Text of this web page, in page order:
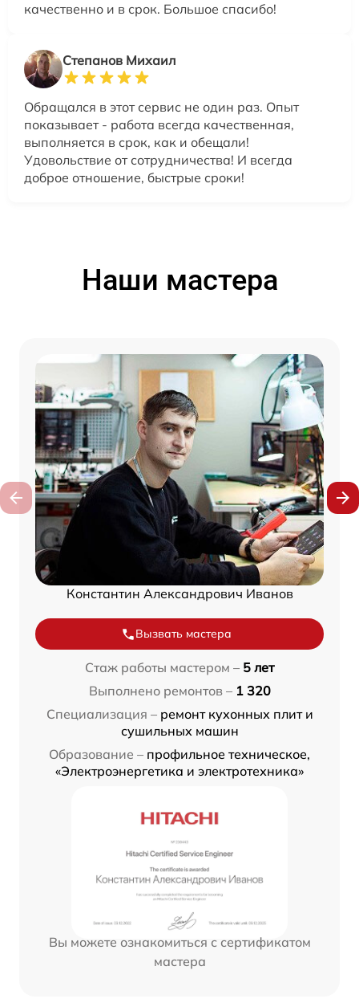
качественно и в срок. Большое спасибо!
Степанов Михаил
Обращался в этот сервис не один раз. Опыт
показывает - работа всегда качественная,
выполняется в срок, как и обещали!
Удовольствие от сотрудничества! И всегда
доброе отношение, быстрые сроки!
Наши мастера
Константин Александрович Иванов
Вызвать мастера
Стаж работы мастером – 5 лет
Выполнено ремонтов – 1 320
Специализация – ремонт кухонных плит и
сушильных машин
Образование – профильное техническое,
«Электроэнергетика и электротехника»
Вы можете ознакомиться с сертификатом
мастера